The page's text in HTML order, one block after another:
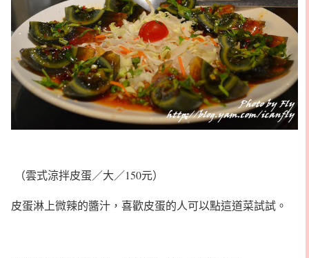
（雲式涼拌皮蛋／大／150元）
皮蛋淋上微辣的醬汁，喜歡皮蛋的人可以點這道菜試試。